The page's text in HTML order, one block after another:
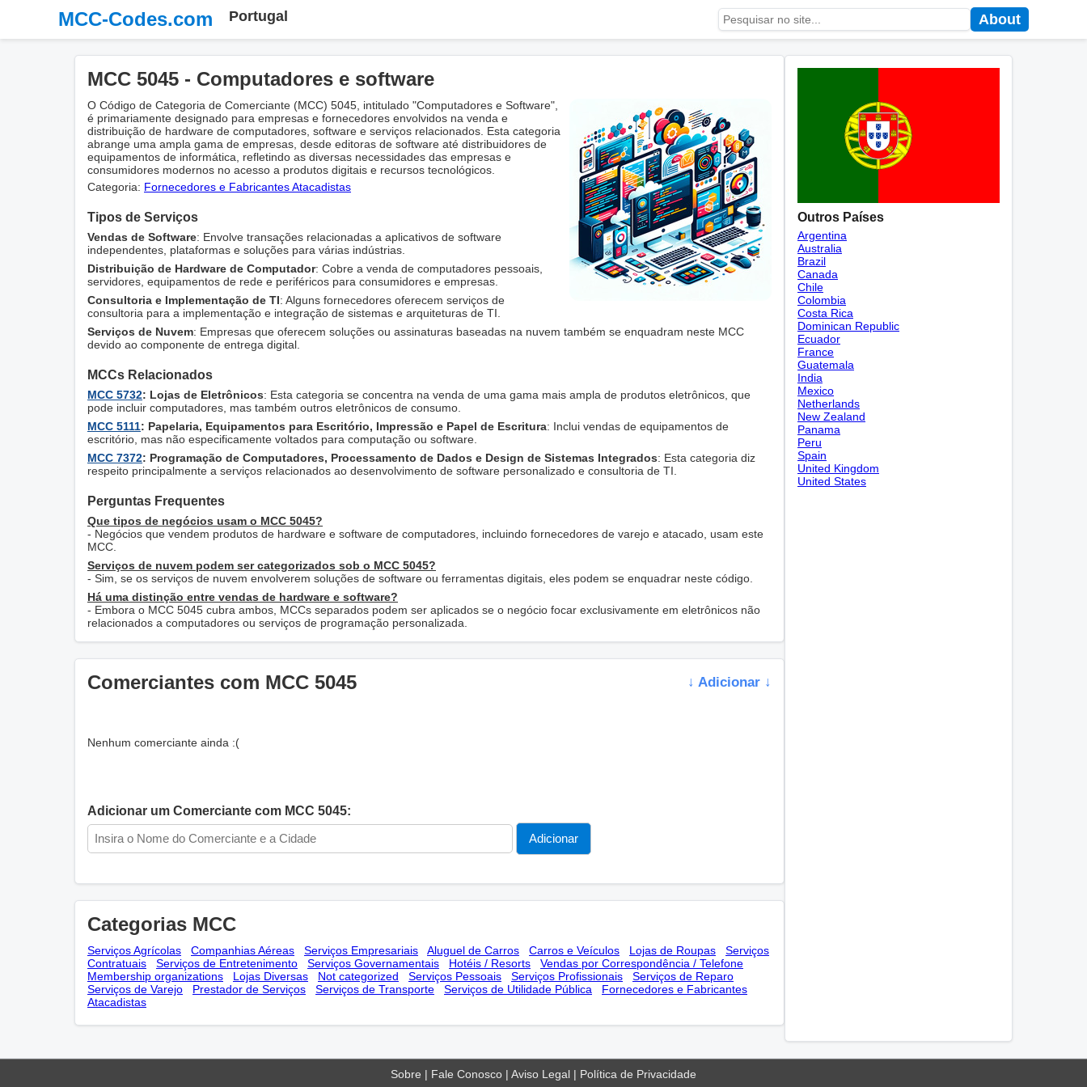
MCC-Codes.com Portugal About
MCC 5045 - Computadores e software
O Código de Categoria de Comerciante (MCC) 5045, intitulado "Computadores e Software",
é primariamente designado para empresas e fornecedores envolvidos na venda e
distribuição de hardware de computadores, software e serviços relacionados. Esta categoria
abrange uma ampla gama de empresas, desde editoras de software até distribuidores de
equipamentos de informática, refletindo as diversas necessidades das empresas e
consumidores modernos no acesso a produtos digitais e recursos tecnológicos.
Categoria: Fornecedores e Fabricantes Atacadistas
Tipos de Serviços
Vendas de Software: Envolve transações relacionadas a aplicativos de software
independentes, plataformas e soluções para várias indústrias.
Distribuição de Hardware de Computador: Cobre a venda de computadores pessoais,
servidores, equipamentos de rede e periféricos para consumidores e empresas.
Consultoria e Implementação de TI: Alguns fornecedores oferecem serviços de
consultoria para a implementação e integração de sistemas e arquiteturas de TI.
Serviços de Nuvem: Empresas que oferecem soluções ou assinaturas baseadas na nuvem também se enquadram neste MCC
devido ao componente de entrega digital.
MCCs Relacionados
MCC 5732: Lojas de Eletrônicos: Esta categoria se concentra na venda de uma gama mais ampla de produtos eletrônicos, que
pode incluir computadores, mas também outros eletrônicos de consumo.
MCC 5111: Papelaria, Equipamentos para Escritório, Impressão e Papel de Escritura: Inclui vendas de equipamentos de
escritório, mas não especificamente voltados para computação ou software.
MCC 7372: Programação de Computadores, Processamento de Dados e Design de Sistemas Integrados: Esta categoria diz
respeito principalmente a serviços relacionados ao desenvolvimento de software personalizado e consultoria de TI.
Perguntas Frequentes
Que tipos de negócios usam o MCC 5045?
- Negócios que vendem produtos de hardware e software de computadores, incluindo fornecedores de varejo e atacado, usam este
MCC.
Serviços de nuvem podem ser categorizados sob o MCC 5045?
- Sim, se os serviços de nuvem envolverem soluções de software ou ferramentas digitais, eles podem se enquadrar neste código.
Há uma distinção entre vendas de hardware e software?
- Embora o MCC 5045 cubra ambos, MCCs separados podem ser aplicados se o negócio focar exclusivamente em eletrônicos não
relacionados a computadores ou serviços de programação personalizada.
Comerciantes com MCC 5045 ↓ Adicionar ↓
Nenhum comerciante ainda :(
Adicionar um Comerciante com MCC 5045:
Categorias MCC
Serviços Agrícolas Companhias Aéreas Serviços Empresariais Aluguel de Carros Carros e Veículos Lojas de Roupas
Serviços
Contratuais
Serviços de Entretenimento Serviços Governamentais Hotéis / Resorts
Vendas por Correspondência / Telefone
Membership оrganizations
Lojas Diversas Not categorized Serviços Pessoais Serviços Profissionais
Serviços de Reparo
Serviços de Varejo
Prestador de Serviços Serviços de Transporte Serviços de Utilidade Pública
Fornecedores e Fabricantes
Atacadistas
Outros Países
Argentina
Australia
Brazil
Canada
Chile
Colombia
Costa Rica
Dominican Republic
Ecuador
France
Guatemala
India
Mexico
Netherlands
New Zealand
Panama
Peru
Spain
United Kingdom
United States
Sobre | Fale Conosco | Aviso Legal | Política de Privacidade